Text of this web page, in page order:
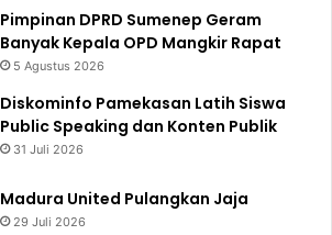
Pimpinan DPRD Sumenep Geram
Banyak Kepala OPD Mangkir Rapat
5 Agustus 2026
Diskominfo Pamekasan Latih Siswa
Public Speaking dan Konten Publik
31 Juli 2026
Madura United Pulangkan Jaja
29 Juli 2026